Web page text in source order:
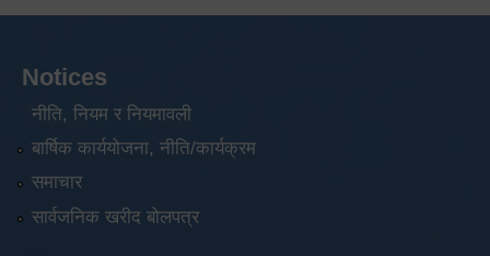
Notices
नीति, नियम र नियमावली
बार्षिक कार्ययोजना, नीति/कार्यक्रम
समाचार
सार्वजनिक खरीद बोलपत्र